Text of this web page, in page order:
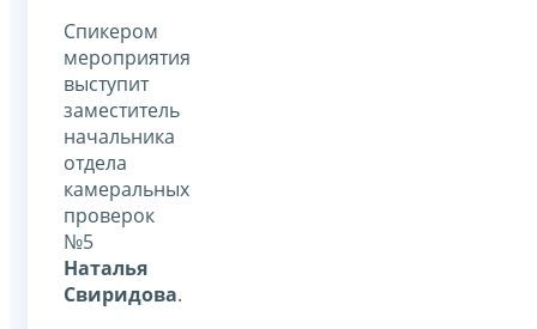
Спикером
мероприятия
выступит
заместитель
начальника
отдела
камеральных
проверок
№5
Наталья
Свиридова.